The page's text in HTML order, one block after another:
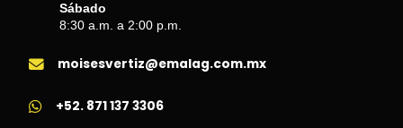
Sábado
8:30 a.m. a 2:00 p.m.
moisesvertiz@emalag.com.mx
+52. 871 137 3306